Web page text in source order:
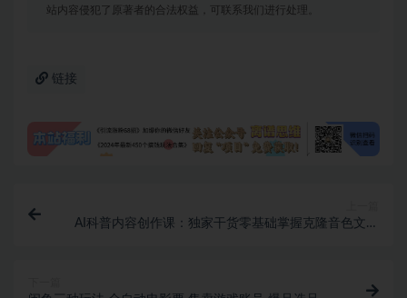
站内容侵犯了原著者的合法权益，可联系我们进行处理。
链接
AI科普内容创作课：独家干货零基础掌握克隆音色文案